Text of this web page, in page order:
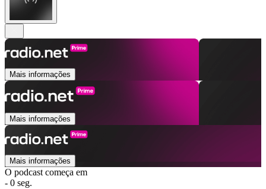
Mais informações
Mais informações
Mais informações
O podcast começa em
- 0 seg.